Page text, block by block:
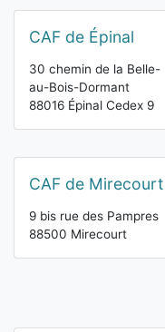
CAF de Épinal
30 chemin de la Belle-
au-Bois-Dormant
88016 Épinal Cedex 9
CAF de Mirecourt
9 bis rue des Pampres
88500 Mirecourt